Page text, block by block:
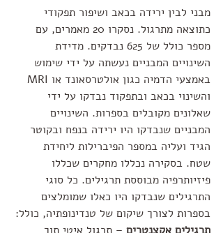
מבני לבין ירידה בכאב ושיפור תפקודי
כתוצאה מתרגול. נסקרו 20 מאמרים, עם
מספר כולל של 625 נבדקים. מדידת
השינויים המבניים נעשתה על ידי שימוש
והשינוי בכאב ובתפקוד נבדקו על ידי
שאלונים מקובלים בספרות. השינויים
המבניים שנבדקו היו ירידה בנפח ובקוטר
הגיד ועליה במספר הפיברילות ליחידת
שטח. בסקירה נכללו מחקרים שכללו
פיזיותרפיה מבוססת תרגילים. כל סוגי
התרגילים שנבדקו היו כאלו שמומלצים
בספרות לצורך שיקום של טנדינופתיה, כולל: